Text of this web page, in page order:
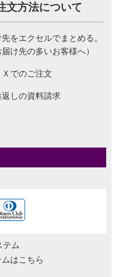
文方法について
をエクセルでまとめる。
届け先の多いお客様へ）
Ｘでのご注文
返しの資料請求
はこちら